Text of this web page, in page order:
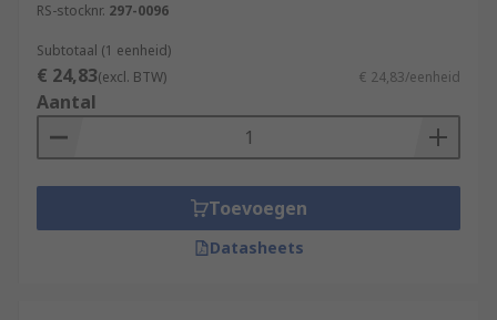
RS-stocknr. 297-0096
Subtotaal (1 eenheid)
€ 24,83(excl. BTW) € 24,83/eenheid
Aantal
Toevoegen
Datasheets